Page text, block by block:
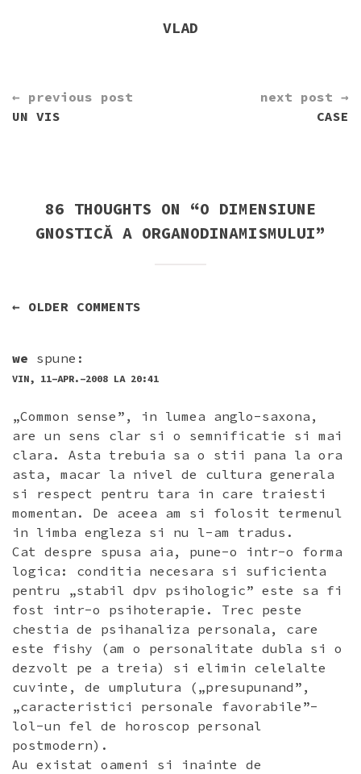
VLAD
CONTINUE
READING
← previous post
UN VIS
next post →
CASE
86 THOUGHTS ON “O DIMENSIUNE
GNOSTICĂ A ORGANODINAMISMULUI”
NAVIGARE
COMENTARII
← OLDER COMMENTS
we spune:
VIN, 11-APR.-2008 LA 20:41
„Common sense”, in lumea anglo-saxona,
are un sens clar si o semnificatie si mai
clara. Asta trebuia sa o stii pana la ora
asta, macar la nivel de cultura generala
si respect pentru tara in care traiesti
momentan. De aceea am si folosit termenul
in limba engleza si nu l-am tradus.
Cat despre spusa aia, pune-o intr-o forma
logica: conditia necesara si suficienta
pentru „stabil dpv psihologic” este sa fi
fost intr-o psihoterapie. Trec peste
chestia de psihanaliza personala, care
este fishy (am o personalitate dubla si o
dezvolt pe a treia) si elimin celelalte
cuvinte, de umplutura („presupunand”,
„caracteristici personale favorabile”-
lol-un fel de horoscop personal
postmodern).
Au existat oameni si inainte de